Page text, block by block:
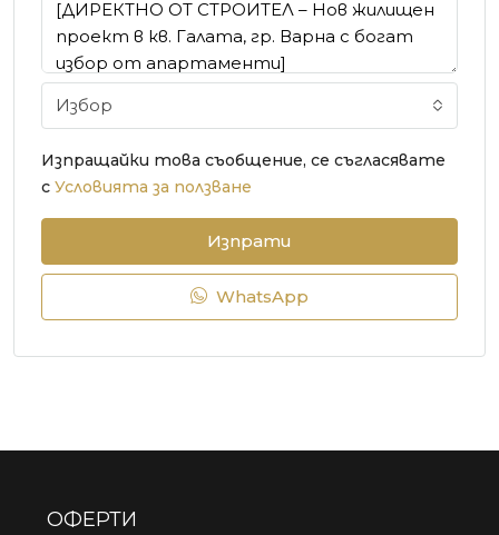
Избор
Изпращайки това съобщение, се съгласявате
с Условията за ползване
Изпрати
WhatsApp
ОФЕРТИ